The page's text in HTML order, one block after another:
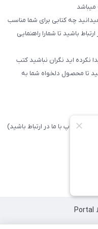
چه کتابی برای شما مناسب
باشید تا شما‌را راهنمایی
نکرده اید نگران نباشید کتب
تا محصول دلخواه شما به
Portal